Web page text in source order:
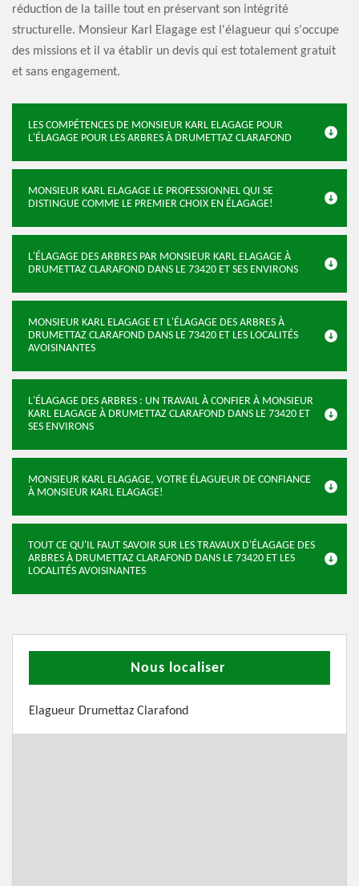
réduction de la taille tout en préservant son intégrité
structurelle. Monsieur Karl Elagage est l'élagueur qui s'occupe
des missions et il va établir un devis qui est totalement gratuit
et sans engagement.
LES COMPÉTENCES DE MONSIEUR KARL ELAGAGE POUR
L'ÉLAGAGE POUR LES ARBRES À DRUMETTAZ CLARAFOND
MONSIEUR KARL ELAGAGE LE PROFESSIONNEL QUI SE
DISTINGUE COMME LE PREMIER CHOIX EN ÉLAGAGE!
L'ÉLAGAGE DES ARBRES PAR MONSIEUR KARL ELAGAGE À
DRUMETTAZ CLARAFOND DANS LE 73420 ET SES ENVIRONS
MONSIEUR KARL ELAGAGE ET L'ÉLAGAGE DES ARBRES À
DRUMETTAZ CLARAFOND DANS LE 73420 ET LES LOCALITÉS
AVOISINANTES
L'ÉLAGAGE DES ARBRES : UN TRAVAIL À CONFIER À MONSIEUR
KARL ELAGAGE À DRUMETTAZ CLARAFOND DANS LE 73420 ET
SES ENVIRONS
MONSIEUR KARL ELAGAGE, VOTRE ÉLAGUEUR DE CONFIANCE
À MONSIEUR KARL ELAGAGE!
TOUT CE QU'IL FAUT SAVOIR SUR LES TRAVAUX D'ÉLAGAGE DES
ARBRES À DRUMETTAZ CLARAFOND DANS LE 73420 ET LES
LOCALITÉS AVOISINANTES
Nous localiser
Elagueur Drumettaz Clarafond